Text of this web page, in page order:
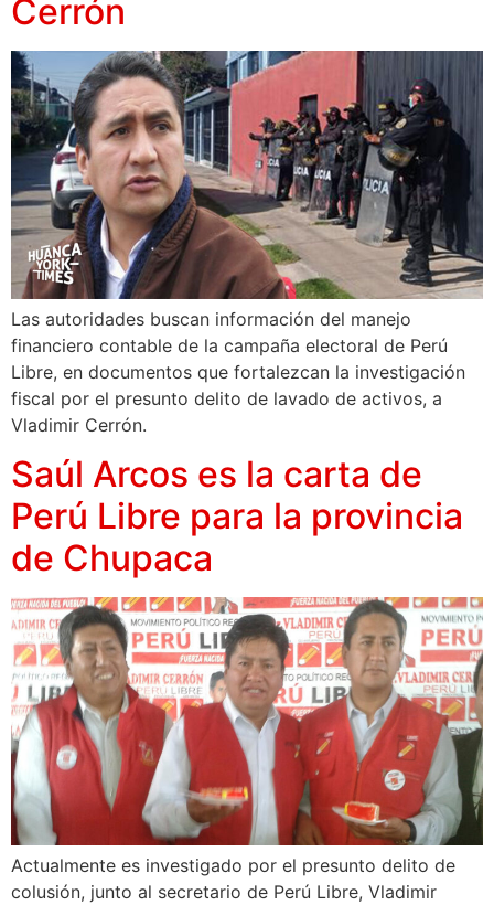
Cerrón
Las autoridades buscan información del manejo
financiero contable de la campaña electoral de Perú
Libre, en documentos que fortalezcan la investigación
fiscal por el presunto delito de lavado de activos, a
Vladimir Cerrón.
Saúl Arcos es la carta de
Perú Libre para la provincia
de Chupaca
Actualmente es investigado por el presunto delito de
colusión, junto al secretario de Perú Libre, Vladimir